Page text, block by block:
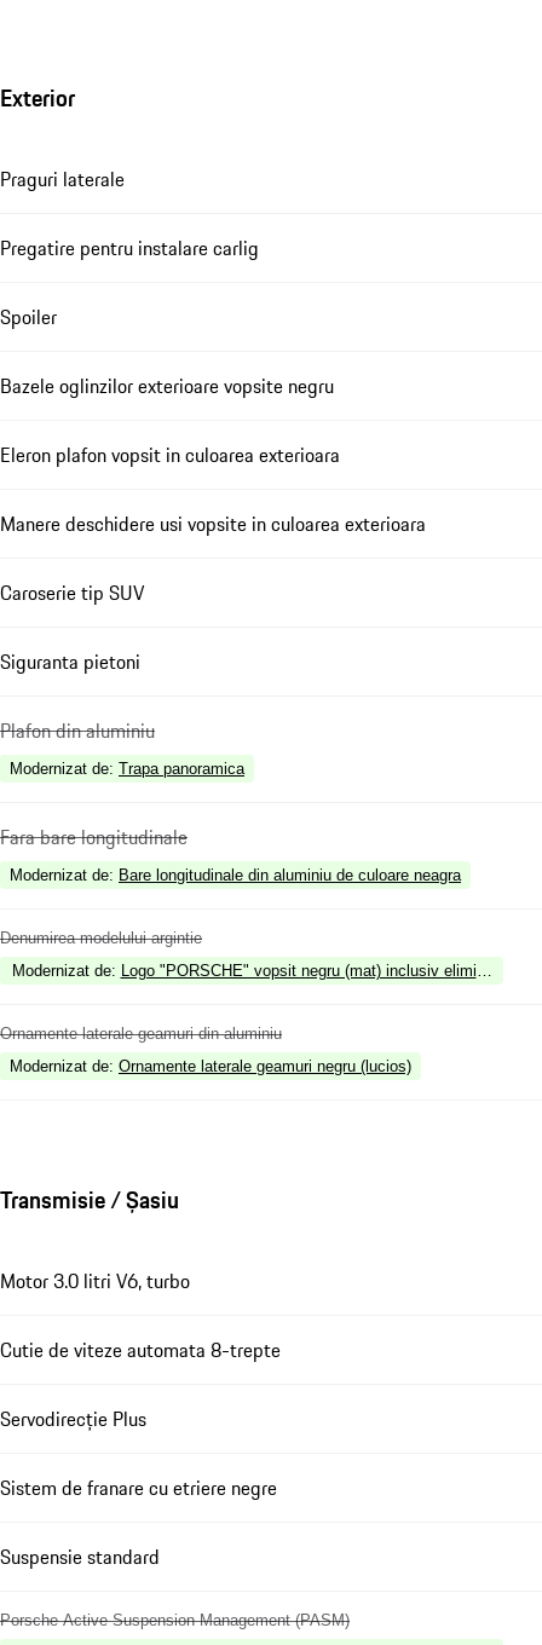
Exterior
Praguri laterale
Pregatire pentru instalare carlig
Spoiler
Bazele oglinzilor exterioare vopsite negru
Eleron plafon vopsit in culoarea exterioara
Manere deschidere usi vopsite in culoarea exterioara
Caroserie tip SUV
Siguranta pietoni
Plafon din aluminiu
Modernizat de: Trapa panoramica
Fara bare longitudinale
Modernizat de: Bare longitudinale din aluminiu de culoare neagra
Denumirea modelului argintie
Modernizat de: Logo "PORSCHE" vopsit negru (mat) inclusiv eliminarea
Ornamente laterale geamuri din aluminiu
Modernizat de: Ornamente laterale geamuri negru (lucios)
Transmisie / Șasiu
Motor 3.0 litri V6, turbo
Cutie de viteze automata 8-trepte
Servodirecție Plus
Sistem de franare cu etriere negre
Suspensie standard
Porsche Active Suspension Management (PASM)